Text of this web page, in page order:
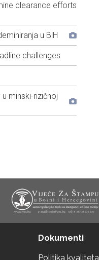
clearance efforts
u BiH
challenges
minski-rizičnoj
Dokumenti
Politika kvaliteta